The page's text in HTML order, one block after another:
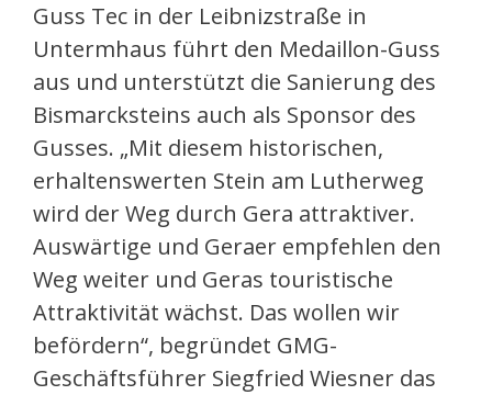
Guss Tec in der Leibnizstraße in
Untermhaus führt den Medaillon-Guss
aus und unterstützt die Sanierung des
Bismarcksteins auch als Sponsor des
Gusses. „Mit diesem historischen,
erhaltenswerten Stein am Lutherweg
wird der Weg durch Gera attraktiver.
Auswärtige und Geraer empfehlen den
Weg weiter und Geras touristische
Attraktivität wächst. Das wollen wir
befördern“, begründet GMG-
Geschäftsführer Siegfried Wiesner das